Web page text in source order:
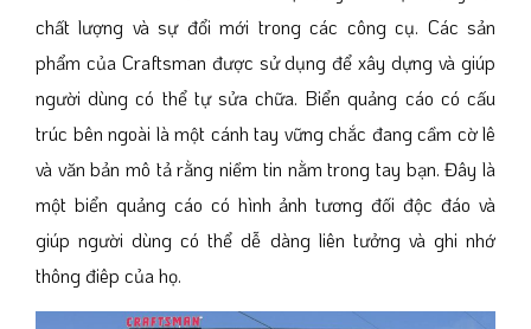
chất lượng và sự đổi mới trong các công cụ. Các sản
phẩm của Craftsman được sử dụng để xây dựng và giúp
người dùng có thể tự sửa chữa. Biển quảng cáo có cấu
trúc bên ngoài là một cánh tay vững chắc đang cầm cờ lê
và văn bản mô tả rằng niềm tin nằm trong tay bạn. Đây là
một biển quảng cáo có hình ảnh tương đối độc đáo và
giúp người dùng có thể dễ dàng liên tưởng và ghi nhớ
thông điêp của họ.